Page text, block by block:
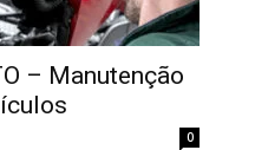
– Manutenção
0